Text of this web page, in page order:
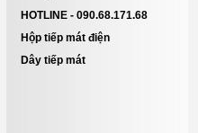
HOTLINE - 090.68.171.68
Hộp tiếp mát điện
Dây tiếp mát